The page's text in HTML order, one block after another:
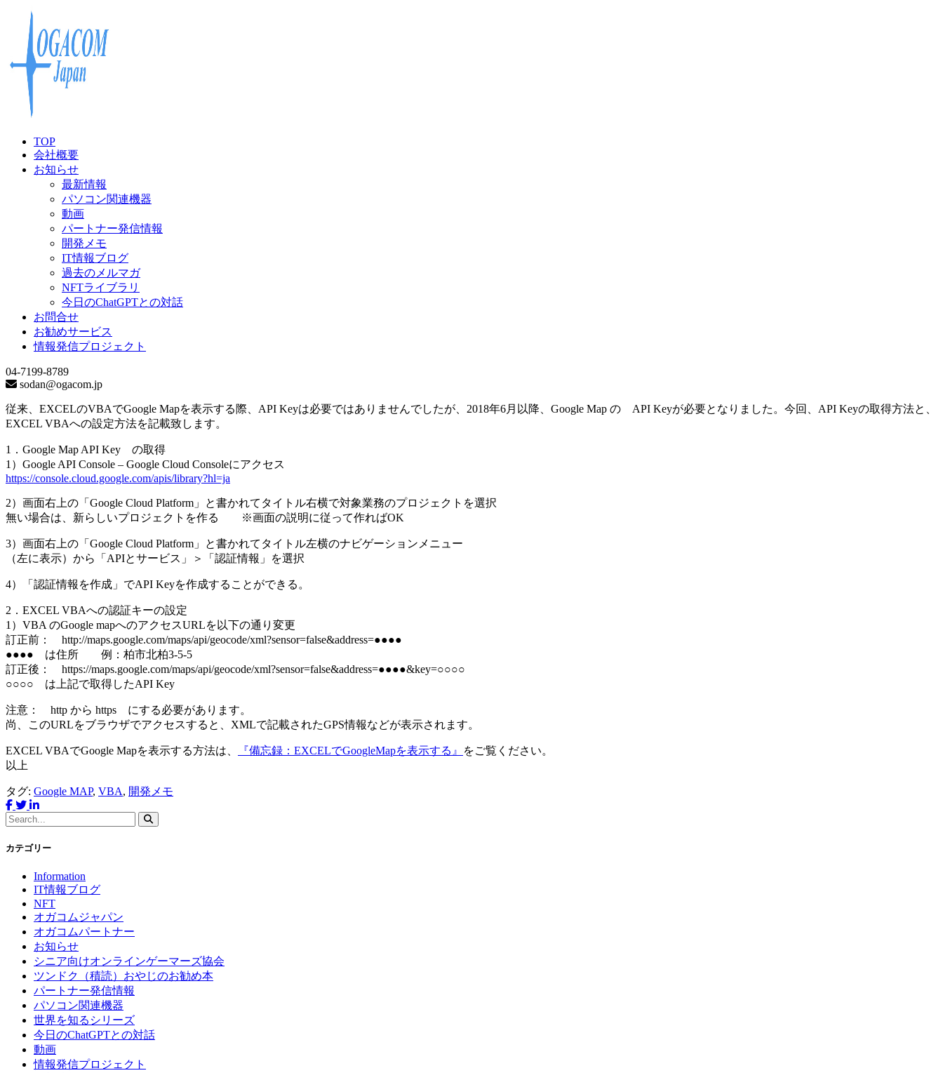
TOP
会社概要
お知らせ
最新情報
パソコン関連機器
動画
パートナー発信情報
開発メモ
IT情報ブログ
過去のメルマガ
NFTライブラリ
今日のChatGPTとの対話
お問合せ
お勧めサービス
情報発信プロジェクト
04-7199-8789
sodan@ogacom.jp
従来、EXCELのVBAでGoogle Mapを表示する際、API Keyは必要ではありませんでしたが、2018年6月以降、Google Map の API Keyが必要となりました。今回、API Keyの取得方法と、
EXCEL VBAへの設定方法を記載致します。
1．Google Map API Key の取得
1）Google API Console – Google Cloud Consoleにアクセス
https://console.cloud.google.com/apis/library?hl=ja
2）画面右上の「Google Cloud Platform」と書かれてタイトル右横で対象業務のプロジェクトを選択
無い場合は、新らしいプロジェクトを作る ※画面の説明に従って作ればOK
3）画面右上の「Google Cloud Platform」と書かれてタイトル左横のナビゲーションメニュー
（左に表示）から「APIとサービス」＞「認証情報」を選択
4）「認証情報を作成」でAPI Keyを作成することができる。
2．EXCEL VBAへの認証キーの設定
1）VBA のGoogle mapへのアクセスURLを以下の通り変更
訂正前： http://maps.google.com/maps/api/geocode/xml?sensor=false&address=●●●●
●●●● は住所 例：柏市北柏3-5-5
訂正後： https://maps.google.com/maps/api/geocode/xml?sensor=false&address=●●●●&key=○○○○
○○○○ は上記で取得したAPI Key
注意： http から https にする必要があります。
尚、このURLをブラウザでアクセスすると、XMLで記載されたGPS情報などが表示されます。
EXCEL VBAでGoogle Mapを表示する方法は、 『備忘録：EXCELでGoogleMapを表示する』
をご覧ください。
以上
タグ: Google MAP, VBA, 開発メモ
カテゴリー
Information
IT情報ブログ
NFT
オガコムジャパン
オガコムパートナー
お知らせ
シニア向けオンラインゲーマーズ協会
ツンドク（積読）おやじのお勧め本
パートナー発信情報
パソコン関連機器
世界を知るシリーズ
今日のChatGPTとの対話
動画
情報発信プロジェクト